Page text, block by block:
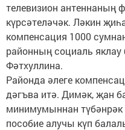
телевизион антеннаның
күрсәтеләчәк. Ләкин
компенсация 1000
районның социаль яклау
Фәтхуллина.
Районда әлеге
дәгъва итә. Димәк, җан
минимумыннан түбәнрәк
пособие алучы күп